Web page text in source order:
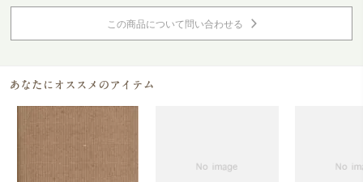
この商品について問い合わせる